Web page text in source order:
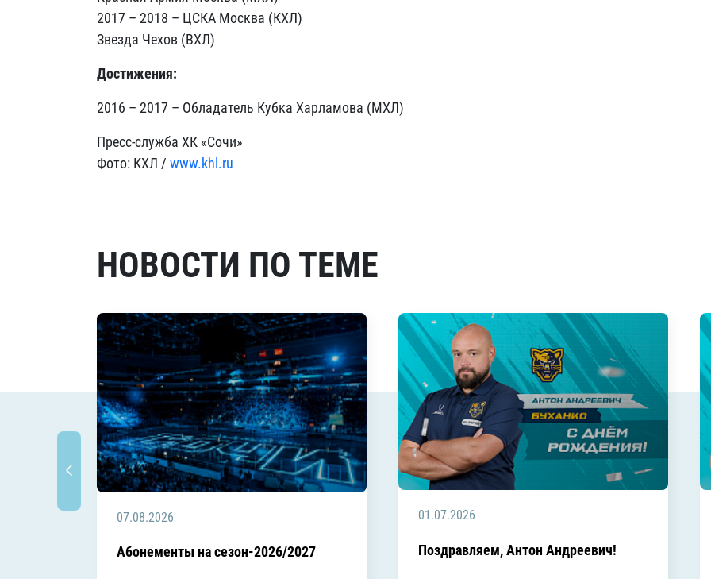
2017 – 2018 – ЦСКА Москва (КХЛ)
Звезда Чехов (ВХЛ)
Достижения:
2016 – 2017 – Обладатель Кубка Харламова (МХЛ)
Пресс-служба ХК «Сочи»
Фото: КХЛ / www.khl.ru
НОВОСТИ ПО ТЕМЕ
07.08.2026
Абонементы на сезон-2026/2027
01.07.2026
Поздравляем, Антон Андреевич!